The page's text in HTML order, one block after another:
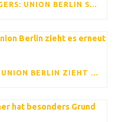
⚽️🔥 ENDE DES TRAININGSLAGERS: UNION BERLIN STARTET IN DIE NEUE SAISON 🔥⚽️
⚽ ☀️🏔️ DIE PROFIS VOM 1. FC UNION BERLIN ZIEHT ES ERNEUT INS TRAININGSLAGER 🏔️☀️⚽